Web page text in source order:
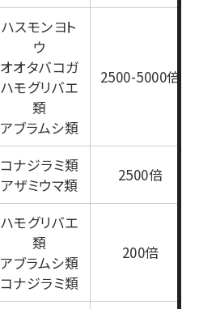
ハスモンヨト
ウ
オオタバコガ
ハモグリバエ
類
アブラムシ類
2500-5000倍
コナジラミ類
アザミウマ類
2500倍
ハモグリバエ
類
アブラムシ類
コナジラミ類
200倍